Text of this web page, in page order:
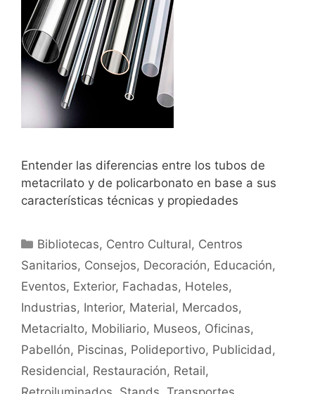
Entender las diferencias entre los tubos de
metacrilato y de policarbonato en base a sus
características técnicas y propiedades
Bibliotecas, Centro Cultural, Centros
Sanitarios, Consejos, Decoración, Educación,
Eventos, Exterior, Fachadas, Hoteles,
Industrias, Interior, Material, Mercados,
Metacrialto, Mobiliario, Museos, Oficinas,
Pabellón, Piscinas, Polideportivo, Publicidad ,
Residencial, Restauración, Retail,